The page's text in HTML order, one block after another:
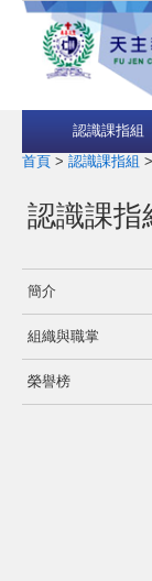
認識課指組
首頁 > 認識課指組 >
認識課指
簡介
組織與職掌
榮譽榜